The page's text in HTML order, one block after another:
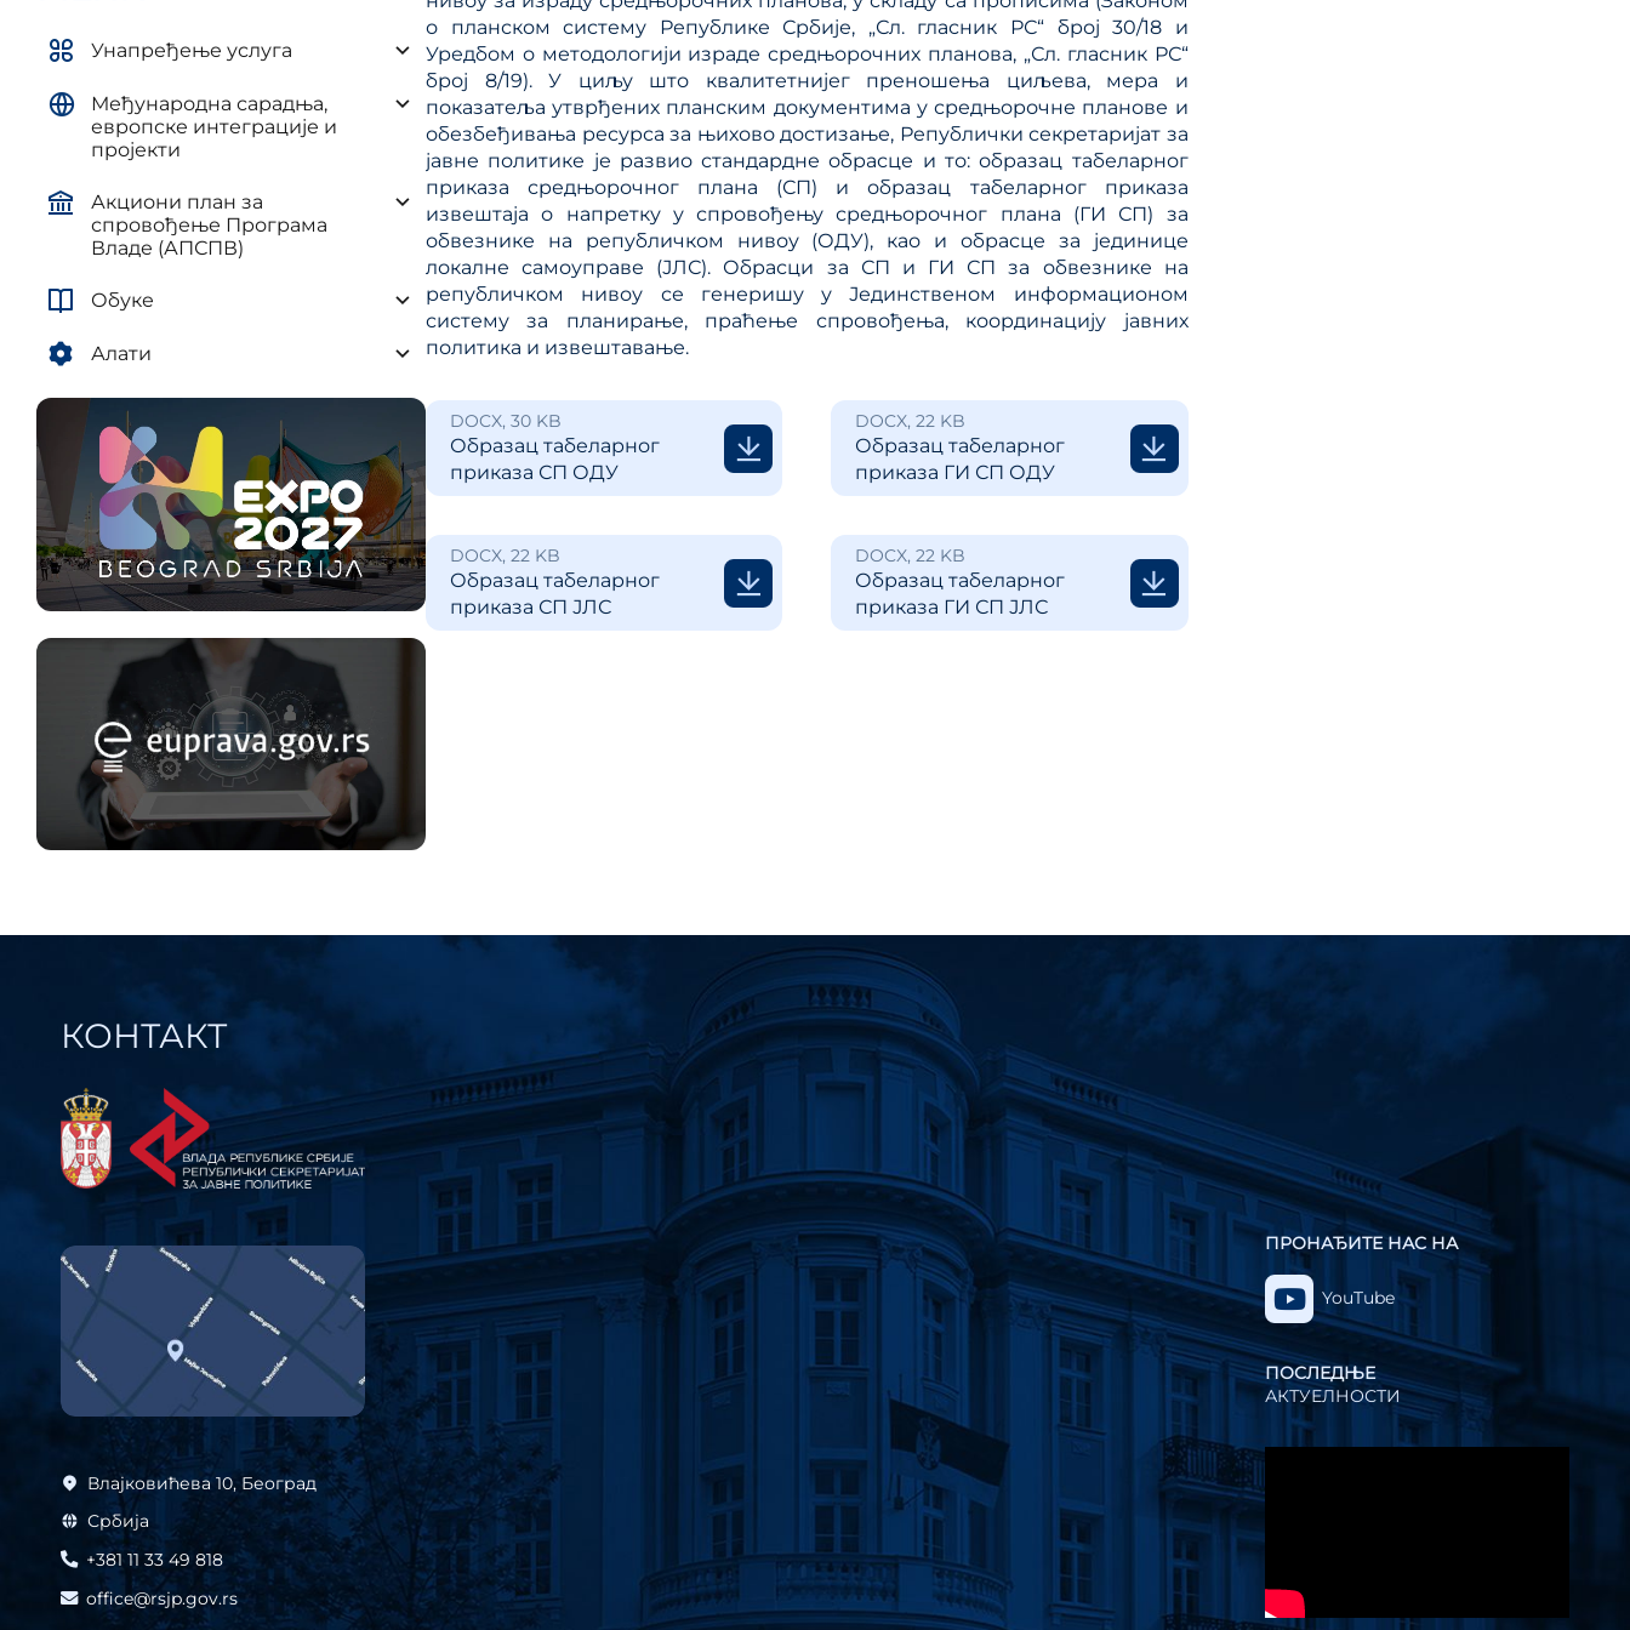
ЈЛС
израду средњорочних планова
управљања јавним политикама
и регулаторном реформом
(ПУУЈПРР)
Калкулатор трошкова ЈП и
прописа
Методологије
Приручници и смернице
Анализе из области планског
система
о планском систему Републике Србије, „Сл. гласник РС“ број 30/18 и
Уредбом о методологији израде средњорочних планова, „Сл. гласник РС“
број 8/19). У циљу што квалитетнијег преношења циљева, мера и
показатеља утврђених планским документима у средњорочне планове и
обезбеђивања ресурса за њихово достизање, Републички секретаријат за
јавне политике је развио стандардне обрасце и то: образац табеларног
приказа средњорочног плана (СП) и образац табеларног приказа
извештаја о напретку у спровођењу средњорочног плана (ГИ СП) за
обвезнике на републичком нивоу (ОДУ), као и обрасце за јединице
локалне самоуправе (ЈЛС). Обрасци за СП и ГИ СП за обвезнике на
републичком нивоу се генеришу у Јединственом информационом
систему за планирање, праћење спровођења, координацију јавних
политика и извештавање.
DOCX, 30 KB
Образац табеларног
приказа СП ОДУ
DOCX, 22 KB
Образац табеларног
приказа ГИ СП ОДУ
DOCX, 22 KB
Образац табеларног
приказа СП ЈЛС
DOCX, 22 KB
Образац табеларног
приказа ГИ СП ЈЛС
Унапређење услуга
Међународна сарадња,
европске интеграције и
пројекти
Акциони план за
спровођење Програма
Владе (АПСПВ)
Обуке
Алати
КОНТАКТ
Влајковићева 10, Београд
Србија
+381 11 33 49 818
office@rsjp.gov.rs
ПРОНАЂИТЕ НАС НА
YouTube
ПОСЛЕДЊЕ
АКТУЕЛНОСТИ
Прегледач
видео